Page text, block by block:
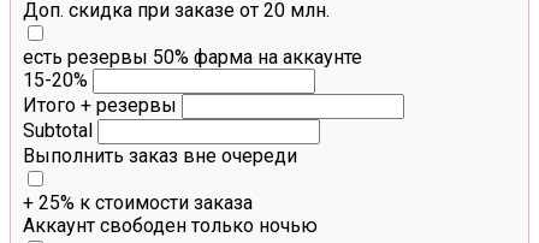
Доп. скидка при заказе от 20 млн.
есть резервы 50% фарма на аккаунте
15-20%
Итого + резервы
Subtotal
Выполнить заказ вне очереди
+ 25% к стоимости заказа
Аккаунт свободен только ночью